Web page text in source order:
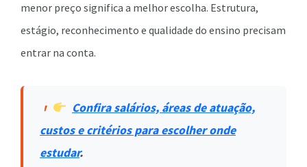
menor preço significa a melhor escolha. Estrutura,
estágio, reconhecimento e qualidade do ensino precisam
entrar na conta.
Confira salários, áreas de atuação,
custos e critérios para escolher onde
estudar.